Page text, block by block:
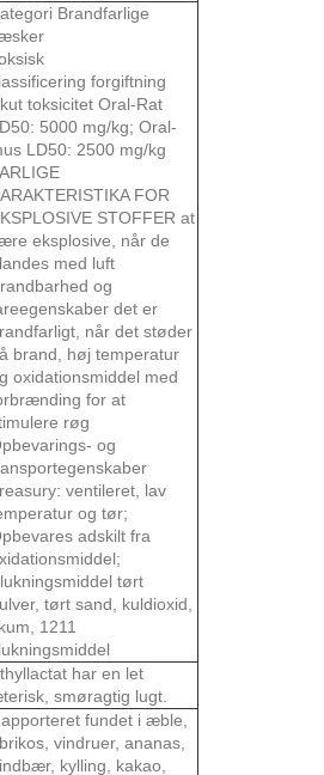
Brandfarlige
forgiftning
toksicitet Oral-Rat
5000 mg/kg; Oral-
LD50: 2500 mg/kg
FOR
STOFFER at
eksplosive, når de
med luft
og
det er
når det støder
brand, høj temperatur
oxidationsmiddel med
for at
røg
og
ventileret, lav
og tør;
adskilt fra
tørt
tørt sand, kuldioxid,
1211
har en let
smøragtig lugt.
fundet i æble,
vindruer, ananas,
kylling, kakao,